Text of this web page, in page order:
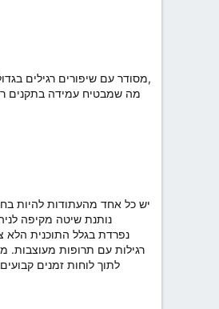
רגילות עם תרופות מעוצבות.